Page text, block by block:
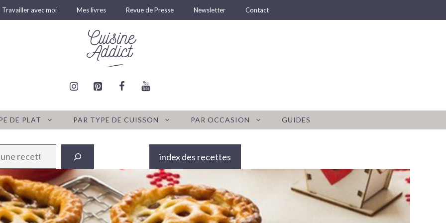
Travailler avec moi Mes livres Revue de Presse Newsletter Contact
DE PLAT PAR TYPE DE CUISSON PAR OCCASION GUIDES
index des recettes